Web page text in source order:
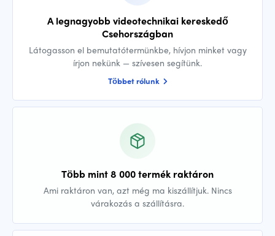
A legnagyobb videotechnikai kereskedő
Csehországban
Látogasson el bemutatótermünkbe, hívjon minket vagy
írjon nekünk — szívesen segítünk.
Többet rólunk
Több mint 8 000 termék raktáron
Ami raktáron van, azt még ma kiszállítjuk. Nincs
várakozás a szállításra.